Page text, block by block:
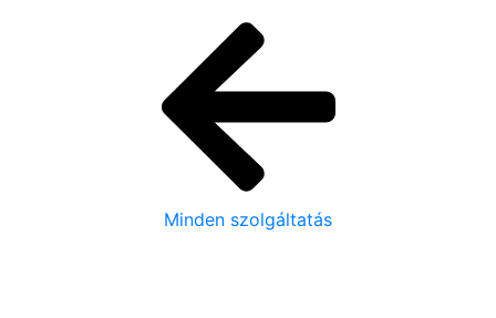
Minden szolgáltatás